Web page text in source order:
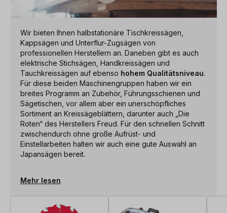
Wir bieten Ihnen halbstationäre Tischkreissägen,
Kappsägen und Unterflur-Zugsägen von
professionellen Herstellern an. Daneben gibt es auch
elektrische Stichsägen, Handkreissägen und
Tauchkreissägen auf ebenso hohem Qualitätsniveau.
Für diese beiden Maschinengruppen haben wir ein
breites Programm an Zubehör, Führungsschienen und
Sägetischen, vor allem aber ein unerschöpfliches
Sortiment an Kreissägeblättern, darunter auch „Die
Roten“ des Herstellers Freud. Für den schnellen Schnitt
zwischendurch ohne große Aufrüst- und
Einstellarbeiten halten wir auch eine gute Auswahl an
Japansägen bereit.
Mehr lesen